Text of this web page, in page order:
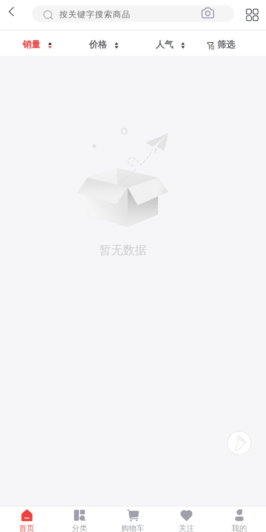
销量 价格 人气 筛选
暂无数据
首页 分类 购物车 关注 我的